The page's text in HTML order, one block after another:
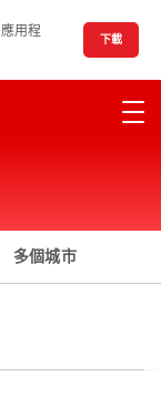
用程
下載
多個城市